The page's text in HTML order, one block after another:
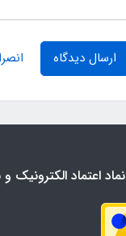
ارسال دیدگاه
نماد اعتماد الکترونیک